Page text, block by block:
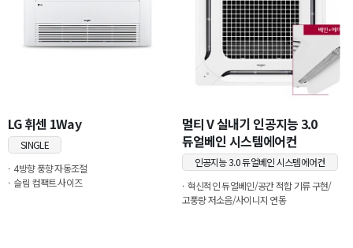
LG 휘센 1Way
SINGLE
4방향 풍향 자동조절
슬림 컴팩트 사이즈
멀티 V 실내기 인공지능 3.0
듀얼베인 시스템에어컨
인공지능 3.0 듀얼베인 시스템에어컨
혁신적인 듀얼베인/공간 적합 기류 구현/
고풍량 저소음/사이니지 연동